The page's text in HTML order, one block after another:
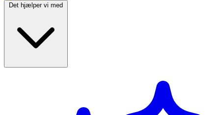
Det hjælper vi med